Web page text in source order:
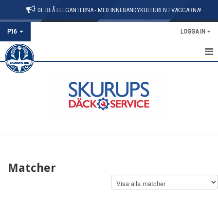
DE BLÅ ELEGANTERNA - MED INNEBANDYKULTUREN I VÄGGARNA!
P16 LOGGA IN
HEM
Matcher